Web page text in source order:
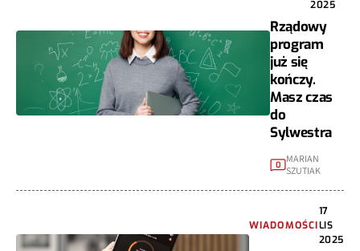
2025
Rządowy
program
już się
kończy.
Masz czas
do
Sylwestra
0
MARIAN
SZUTIAK
WIADOMOŚCI
17
LIS
2025